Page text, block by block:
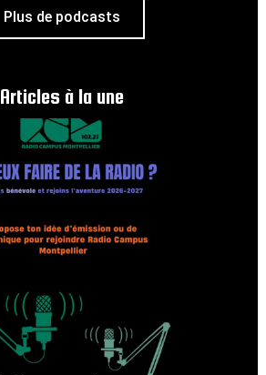
Plus de podcasts
Articles à la une